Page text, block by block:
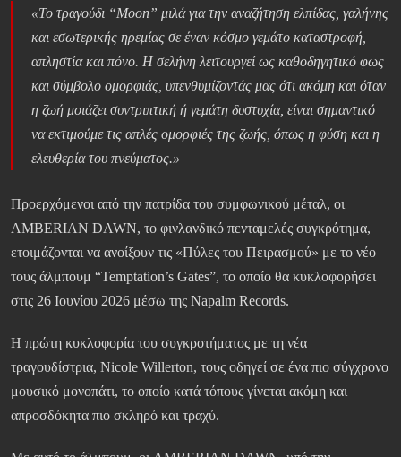
«Το τραγούδι “Moon” μιλά για την αναζήτηση ελπίδας, γαλήνης
και εσωτερικής ηρεμίας σε έναν κόσμο γεμάτο καταστροφή,
απληστία και πόνο. Η σελήνη λειτουργεί ως καθοδηγητικό φως
και σύμβολο ομορφιάς, υπενθυμίζοντάς μας ότι ακόμη και όταν
η ζωή μοιάζει συντριπτική ή γεμάτη δυστυχία, είναι σημαντικό
να εκτιμούμε τις απλές ομορφιές της ζωής, όπως η φύση και η
ελευθερία του πνεύματος.»
Προερχόμενοι από την πατρίδα του συμφωνικού μέταλ, οι
AMBERIAN DAWN, το φινλανδικό πενταμελές συγκρότημα,
ετοιμάζονται να ανοίξουν τις «Πύλες του Πειρασμού» με το νέο
τους άλμπουμ “Temptation’s Gates”, το οποίο θα κυκλοφορήσει
στις 26 Ιουνίου 2026 μέσω της Napalm Records.
Η πρώτη κυκλοφορία του συγκροτήματος με τη νέα
τραγουδίστρια, Nicole Willerton, τους οδηγεί σε ένα πιο σύγχρονο
μουσικό μονοπάτι, το οποίο κατά τόπους γίνεται ακόμη και
απροσδόκητα πιο σκληρό και τραχύ.